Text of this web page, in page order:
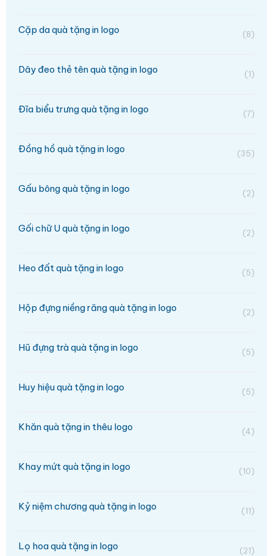
Cặp da quà tặng in logo (8)
Dây đeo thẻ tên quà tặng in logo (1)
Đĩa biểu trưng quà tặng in logo (7)
Đồng hồ quà tặng in logo (35)
Gấu bông quà tặng in logo (2)
Gối chữ U quà tặng in logo (2)
Heo đất quà tặng in logo (5)
Hộp đựng niềng răng quà tặng in logo (2)
Hũ đựng trà quà tặng in logo (5)
Huy hiệu quà tặng in logo (5)
Khăn quà tặng in thêu logo (4)
Khay mứt quà tặng in logo (10)
Kỷ niệm chương quà tặng in logo (11)
Lọ hoa quà tặng in logo (21)